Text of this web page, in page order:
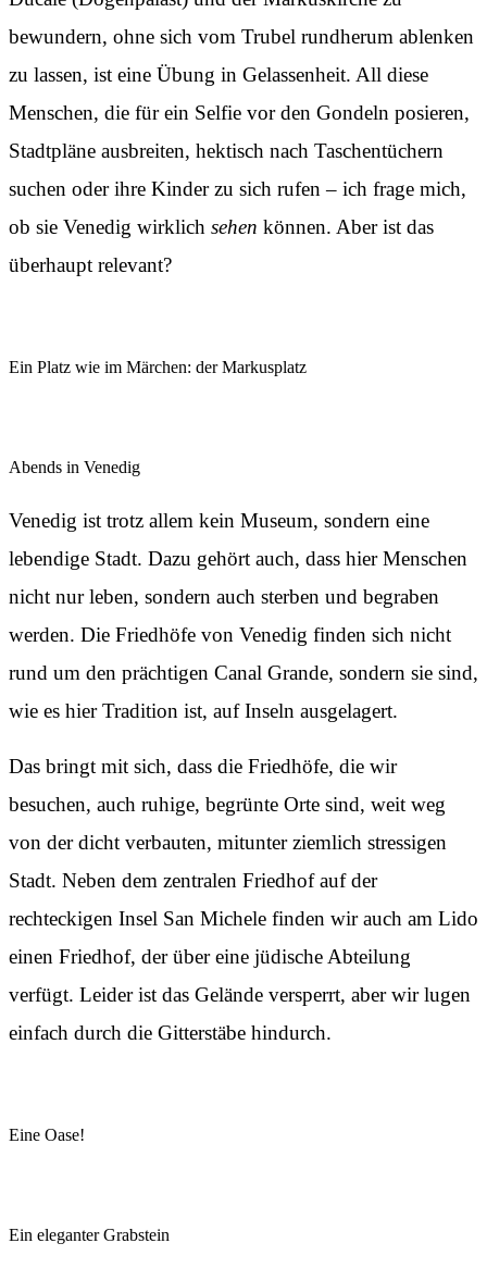
bewundern, ohne sich vom Trubel rundherum ablenken
zu lassen, ist eine Übung in Gelassenheit. All diese
Menschen, die für ein Selfie vor den Gondeln posieren,
Stadtpläne ausbreiten, hektisch nach Taschentüchern
suchen oder ihre Kinder zu sich rufen – ich frage mich,
ob sie Venedig wirklich sehen können. Aber ist das
überhaupt relevant?
Ein Platz wie im Märchen: der Markusplatz
Abends in Venedig
Venedig ist trotz allem kein Museum, sondern eine
lebendige Stadt. Dazu gehört auch, dass hier Menschen
nicht nur leben, sondern auch sterben und begraben
werden. Die Friedhöfe von Venedig finden sich nicht
rund um den prächtigen Canal Grande, sondern sie sind,
wie es hier Tradition ist, auf Inseln ausgelagert.
Das bringt mit sich, dass die Friedhöfe, die wir
besuchen, auch ruhige, begrünte Orte sind, weit weg
von der dicht verbauten, mitunter ziemlich stressigen
Stadt. Neben dem zentralen Friedhof auf der
rechteckigen Insel San Michele finden wir auch am Lido
einen Friedhof, der über eine jüdische Abteilung
verfügt. Leider ist das Gelände versperrt, aber wir lugen
einfach durch die Gitterstäbe hindurch.
Eine Oase!
Ein eleganter Grabstein